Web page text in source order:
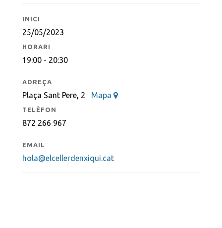
INICI
25/05/2023
HORARI
19:00 - 20:30
ADREÇA
Plaça Sant Pere, 2 Mapa
TELÈFON
872 266 967
EMAIL
hola@elcellerdenxiqui.cat